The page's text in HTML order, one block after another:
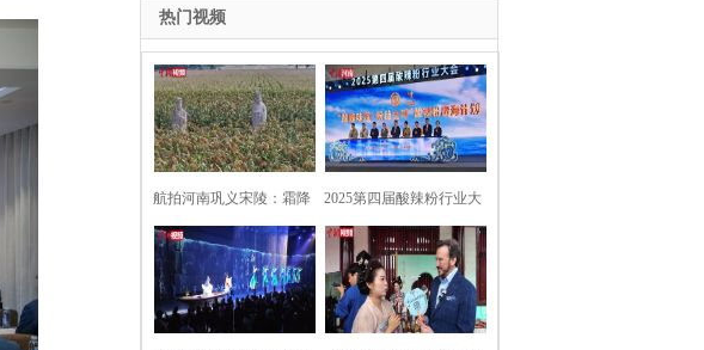
热门视频
航拍河南巩义宋陵：霜降
时节高粱红
2025第四届酸辣粉行业大
会在河南开封举行